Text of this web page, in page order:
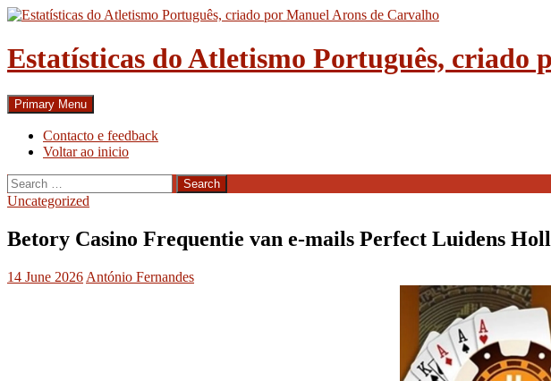
Skip
content
Estatísticas do Atletismo Português, criado
Search
Primary Menu
Contacto e feedback
Voltar ao inicio
Search
for:
Uncategorized
Betory Casino Frequentie van e-mails Perfect Luidens
14 June 2026 António Fernandes